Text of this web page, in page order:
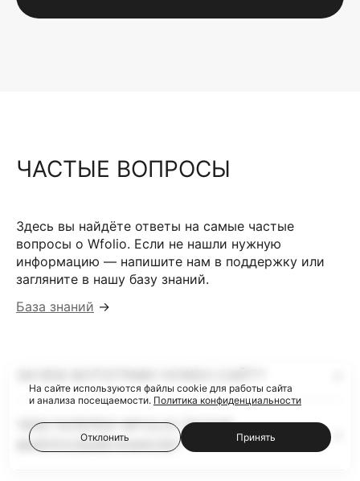
ЧАСТЫЕ ВОПРОСЫ
Здесь вы найдёте ответы на самые частые
вопросы о Wfolio. Если не нашли нужную
информацию — напишите нам в поддержку или
загляните в нашу базу знаний.
База знаний →
ЧЕМ ГАЛЕРЕИ WFOLIO ЛУЧШЕ
ФАЙЛООБМЕННИКОВ?
На сайте используются файлы cookie для работы сайта
и анализа посещаемости. Политика конфиденциальности
Отклонить Принять